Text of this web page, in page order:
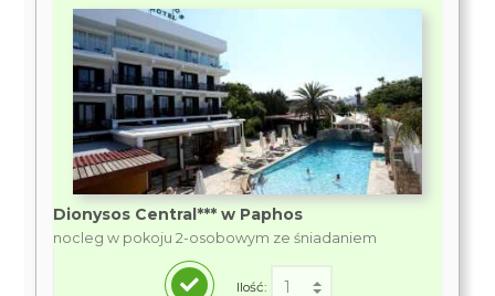
Dionysos Central*** w Paphos
nocleg w pokoju 2-osobowym ze śniadaniem
Ilość: